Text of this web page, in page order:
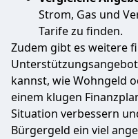
Strom, Gas und
Tarife zu finden.
Zudem gibt es weitere
kannst, wie Wohngeld
einem klugen
Situation verbessern
Bürgergeld ein viel